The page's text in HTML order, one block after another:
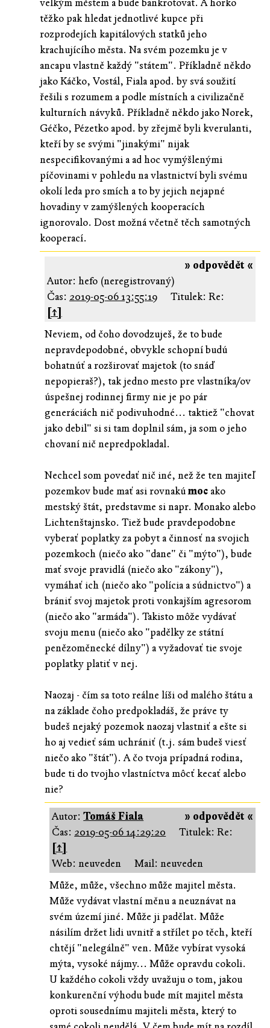
velkým městem a bude bankrotovat. A horko
těžko pak hledat jednotlivé kupce při
rozprodejích kapitálových statků jeho
krachujícího města. Na svém pozemku je v
ancapu vlastně každý "státem". Příkladně někdo
jako Káčko, Vostál, Fiala apod. by svá soužití
řešili s rozumem a podle místních a civilizačně
kulturních návyků. Příkladně někdo jako Norek,
Géčko, Pézetko apod. by zřejmě byli kverulanti,
kteří by se svými "jinakými" nijak
nespecifikovanými a ad hoc vymýšlenými
píčovinami v pohledu na vlastnictví byli svému
okolí leda pro smích a to by jejich nejapné
hovadiny v zamýšlených kooperacích
ignorovalo. Dost možná včetně těch samotných
kooperací.
» odpovědět «
Autor: hefo (neregistrovaný)
Čas: 2019-05-06 13:55:19
Titulek: Re:
[↑]
Neviem, od čoho dovodzuješ, že to bude
nepravdepodobné, obvykle schopní budú
bohatnúť a rozširovať majetok (to snáď
nepopieraš?), tak jedno mesto pre vlastníka/ov
úspešnej rodinnej firmy nie je po pár
generáciách nič podivuhodné... taktiež "chovat
jako debil" si si tam doplnil sám, ja som o jeho
chovaní nič nepredpokladal.
Nechcel som povedať nič iné, než že ten majiteľ
pozemkov bude mať asi rovnakúmocako
mestský štát, predstavme si napr. Monako alebo
Lichtenštajnsko. Tiež bude pravdepodobne
vyberať poplatky za pobyt a činnosť na svojich
pozemkoch (niečo ako "dane" či "mýto"), bude
mať svoje pravidlá (niečo ako "zákony"),
vymáhať ich (niečo ako "polícia a súdnictvo") a
brániť svoj majetok proti vonkajším agresorom
(niečo ako "armáda"). Takisto môže vydávať
svoju menu (niečo ako "padělky ze státní
penězoměnecké dílny") a vyžadovať tie svoje
poplatky platiť v nej.
Naozaj - čím sa toto reálne líši od malého štátu a
na základe čoho predpokladáš, že práve ty
budeš nejaký pozemok naozaj vlastniť a ešte si
ho aj vedieť sám uchrániť (t.j. sám budeš viesť
niečo ako "štát"). A čo tvoja prípadná rodina,
bude ti do tvojho vlastníctva môcť kecať alebo
nie?
» odpovědět «
Autor:Tomáš Fiala
Čas: 2019-05-06 14:29:20
Titulek: Re:
[↑]
Web: neuveden
Mail: neuveden
Může, může, všechno může majitel města.
Může vydávat vlastní měnu a neuznávat na
svém území jiné. Může ji padělat. Může
násilím držet lidi uvnitř a střílet po těch, kteří
chtějí "nelegálně" ven. Může vybírat vysoká
mýta, vysoké nájmy... Může opravdu cokoli.
U každého cokoli vždy uvažuju o tom, jakou
konkurenční výhodu bude mít majitel města
oproti sousednímu majiteli města, který to